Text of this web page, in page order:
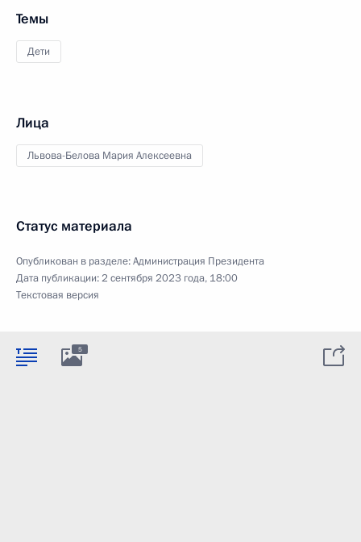
Темы
Дети
Лица
Львова-Белова Мария Алексеевна
Статус материала
Опубликован в разделе:Администрация Президента
Дата публикации:2 сентября 2023 года, 18:00
Текстовая версия
5